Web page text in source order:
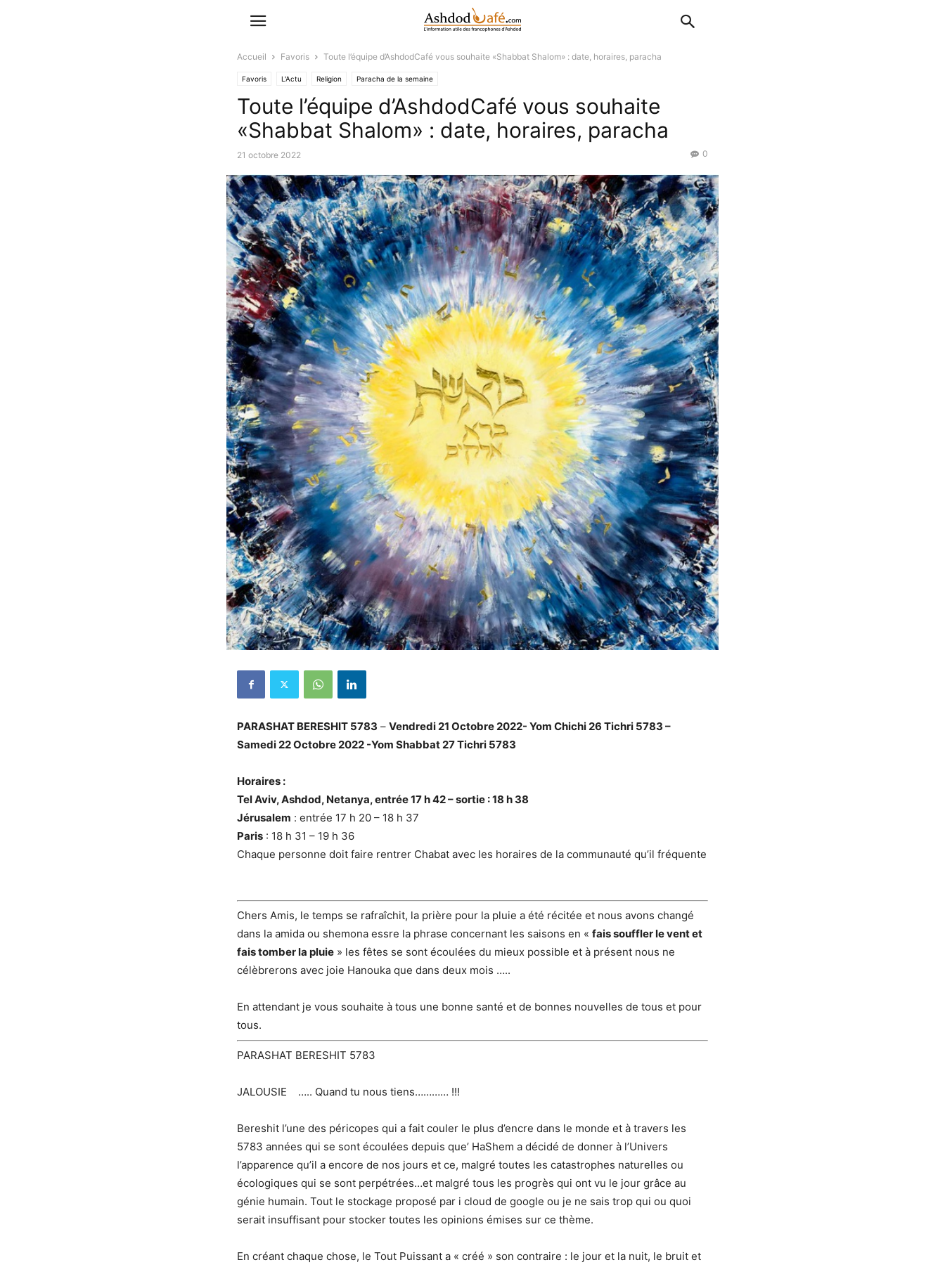
Accueil Favoris Toute l’équipe d’AshdodCafé vous souhaite «Shabbat Shalom» : date, horaires, paracha
Favoris L'Actu Religion Paracha de la semaine
Toute l’équipe d’AshdodCafé vous souhaite
«Shabbat Shalom» : date, horaires, paracha
21 octobre 2022 0
PARASHAT BERESHIT 5783 – Vendredi 21 Octobre 2022- Yom Chichi 26 Tichri 5783 –
Samedi 22 Octobre 2022 -Yom Shabbat 27 Tichri 5783
Horaires :
Tel Aviv, Ashdod, Netanya, entrée 17 h 42 – sortie : 18 h 38
Jérusalem : entrée 17 h 20 – 18 h 37
Paris : 18 h 31 – 19 h 36
Chaque personne doit faire rentrer Chabat avec les horaires de la communauté qu’il fréquente
Chers Amis, le temps se rafraîchit, la prière pour la pluie a été récitée et nous avons changé
dans la amida ou shemona essre la phrase concernant les saisons en « fais souffler le vent et
fais tomber la pluie » les fêtes se sont écoulées du mieux possible et à présent nous ne
célèbrerons avec joie Hanouka que dans deux mois …..
En attendant je vous souhaite à tous une bonne santé et de bonnes nouvelles de tous et pour
tous.
PARASHAT BERESHIT 5783
JALOUSIE ….. Quand tu nous tiens………… !!!
Bereshit l’une des péricopes qui a fait couler le plus d’encre dans le monde et à travers les
5783 années qui se sont écoulées depuis que’ HaShem a décidé de donner à l’Univers
l’apparence qu’il a encore de nos jours et ce, malgré toutes les catastrophes naturelles ou
écologiques qui se sont perpétrées…et malgré tous les progrès qui ont vu le jour grâce au
génie humain. Tout le stockage proposé par i cloud de google ou je ne sais trop qui ou quoi
serait insuffisant pour stocker toutes les opinions émises sur ce thème.
En créant chaque chose, le Tout Puissant a « créé » son contraire : le jour et la nuit, le bruit et